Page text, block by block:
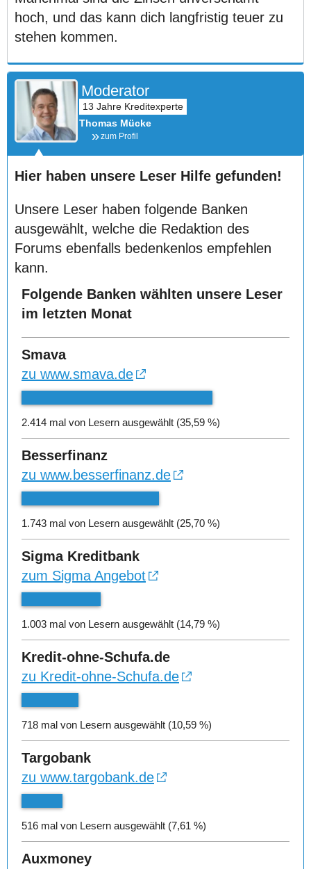
hoch, und das kann dich langfristig teuer zu
stehen kommen.
Moderator
Thomas Mücke
zum Profil
Hier haben unsere Leser Hilfe gefunden!
Unsere Leser haben folgende Banken
ausgewählt, welche die Redaktion des
Forums ebenfalls bedenkenlos empfehlen
kann.
Folgende Banken wählten unsere Leser
im letzten Monat
Smava
zu www.smava.de
2.414 mal von Lesern ausgewählt (35,59 %)
Besserfinanz
zu www.besserfinanz.de
1.743 mal von Lesern ausgewählt (25,70 %)
Sigma Kreditbank
zum Sigma Angebot
1.003 mal von Lesern ausgewählt (14,79 %)
Kredit-ohne-Schufa.de
zu Kredit-ohne-Schufa.de
718 mal von Lesern ausgewählt (10,59 %)
Targobank
zu www.targobank.de
516 mal von Lesern ausgewählt (7,61 %)
Auxmoney